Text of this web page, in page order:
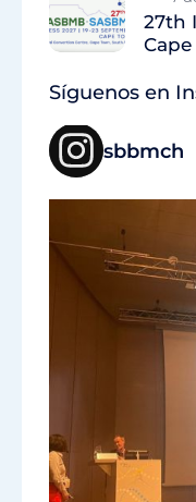
27th
Síguenos en
sbbmch